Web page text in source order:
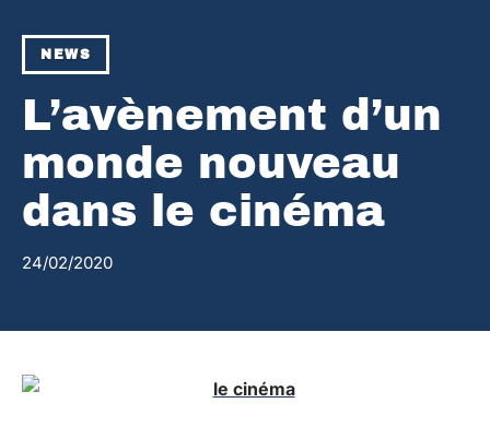
NEWS
L’avènement d’un
monde nouveau
dans le cinéma
24/02/2020